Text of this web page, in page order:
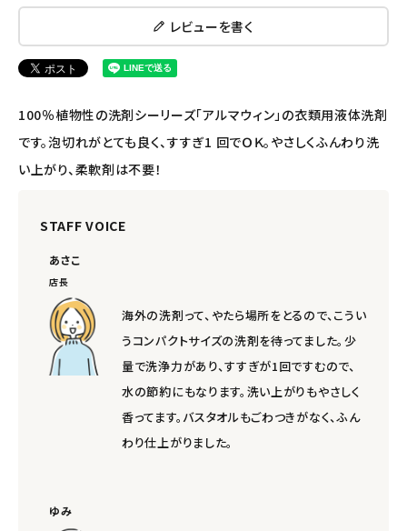
オリジナルブランド
ナチュラムーン
エコリュクス
エコメイト
アルモニベルツ
コラム・スタッフのおすすめ
レビューを書く
100％植物性の洗剤シーリーズ「アルマウィン」の衣類用液体洗剤
です。泡切れがとても良く、すすぎ1 回でＯＫ。やさしくふんわり洗
い上がり、柔軟剤は不要！
STAFF VOICE
あさこ
店長
海外の洗剤って、やたら場所をとるので、こうい
うコンパクトサイズの洗剤を待ってました。少
量で洗浄力があり、すすぎが1回ですむので、
水の節約にもなります。洗い上がりもやさしく
香ってます。バスタオルもごわつきがなく、ふん
わり仕上がりました。
ゆみ